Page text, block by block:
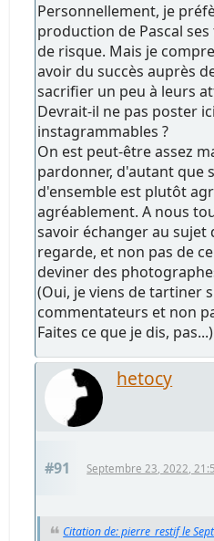
Personnellement, je
production de Pascal
de risque. Mais je
avoir du succès auprès
sacrifier un peu à leurs
Devrait-il ne pas poster
instagrammables ?
On est peut-être assez
pardonner, d'autant que
d'ensemble est plutôt
agréablement. A nous
savoir échanger au sujet
regarde, et non pas de
deviner des
(Oui, je viens de tartiner
commentateurs et non
Faites ce que je dis, pas...)
hetocy
#91 Septembre 23, 2022,
Citation de: pierre_restif le